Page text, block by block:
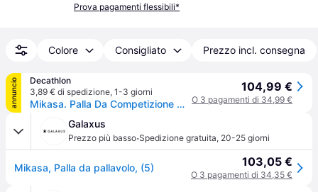
Prova pagamenti flessibili*
Colore Consigliato Prezzo incl. consegna
annuncio
Decathlon
3,89 € di spedizione, 1-3 giorni
Mikasa. Palla Da Competizione Mikasa V200w-cev Palloni Pallavolo Ritiro Gratis - multicoloregiallo - 5
104,99 €
O 3 pagamenti di 34,99 €
Galaxus
Prezzo più basso·Spedizione gratuita, 20-25 giorni
Mikasa, Palla da pallavolo, (5) 103,05 €
O 3 pagamenti di 34,35 €